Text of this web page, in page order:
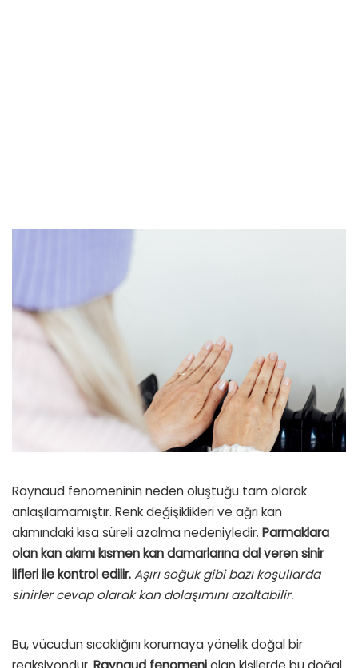
Raynaud fenomeninin neden oluştuğu tam olarak
anlaşılamamıştır. Renk değişiklikleri ve ağrı kan
akımındaki kısa süreli azalma nedeniyledir. Parmaklara
olan kan akımı kısmen kan damarlarına dal veren sinir
lifleri ile kontrol edilir.Aşırı soğuk gibi bazı koşullarda
sinirler cevap olarak kan dolaşımını azaltabilir.
Bu, vücudun sıcaklığını korumaya yönelik doğal bir